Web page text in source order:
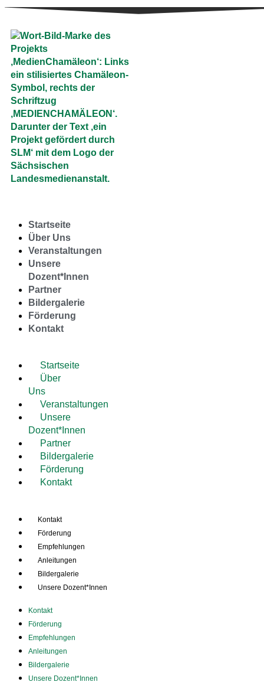
Startseite
Über Uns
Veranstaltungen
Unsere
Dozent*Innen
Partner
Bildergalerie
Förderung
Kontakt
Startseite
Über
Uns
Veranstaltungen
Unsere
Dozent*Innen
Partner
Bildergalerie
Förderung
Kontakt
Kontakt
Förderung
Empfehlungen
Anleitungen
Bildergalerie
Unsere Dozent*Innen
Kontakt
Förderung
Empfehlungen
Anleitungen
Bildergalerie
Unsere Dozent*Innen